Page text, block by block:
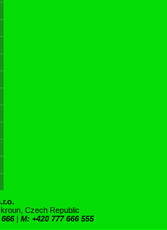
Czech Republic
666 | M: +420 777 666 555